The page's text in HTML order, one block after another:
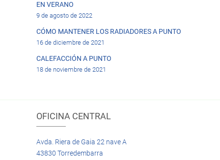
EN VERANO
9 de agosto de 2022
CÓMO MANTENER LOS RADIADORES A PUNTO
16 de diciembre de 2021
CALEFACCIÓN A PUNTO
18 de noviembre de 2021
OFICINA CENTRAL
Avda. Riera de Gaia 22 nave A
43830 Torredembarra